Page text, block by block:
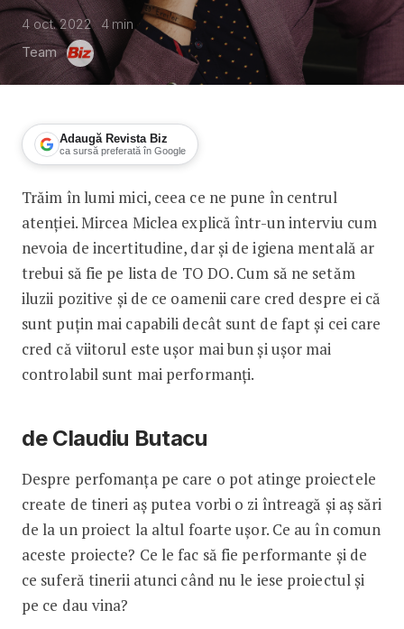
4 oct. 2022 4 min
Team
Adaugă Revista Biz
ca sursă preferată în Google
Claudiu Butacu: În lumi mici
Trăim în lumi mici, ceea ce ne pune în centrul
atenției. Mircea Miclea explică într-un interviu cum
nevoia de incertitudine, dar și de igiena mentală ar
trebui să fie pe lista de TO DO. Cum să ne setăm
iluzii pozitive și de ce oamenii care cred despre ei că
sunt puțin mai capabili decât sunt de fapt și cei care
cred că viitorul este ușor mai bun și ușor mai
controlabil sunt mai performanți.
de Claudiu Butacu
Despre perfomanța pe care o pot atinge proiectele
create de tineri aș putea vorbi o zi întreagă și aș sări
de la un proiect la altul foarte ușor. Ce au în comun
aceste proiecte? Ce le fac să fie performante și de
ce suferă tinerii atunci când nu le iese proiectul și
pe ce dau vina?